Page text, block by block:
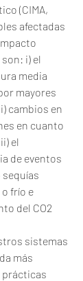
(CIMA,
afectadas
i) el
media
mayores
cambios en
en cuanto
el
de eventos
frío e
del CO2
sistemas
más
prácticas